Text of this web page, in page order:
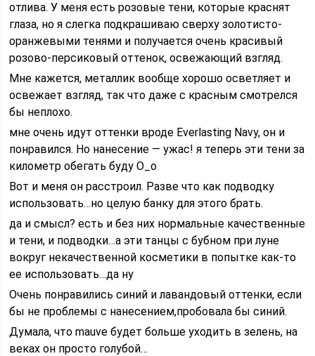
отлива. У меня есть розовые тени, которые краснят
глаза, но я слегка подкрашиваю сверху золотисто-
оранжевыми тенями и получается очень красивый
розово-персиковый оттенок, освежающий взгляд.
Мне кажется, металлик вообще хорошо осветляет и
освежает взгляд, так что даже с красным смотрелся
бы неплохо.
мне очень идут оттенки вроде Everlasting Navy, он и
понравился. Но нанесение — ужас! я теперь эти тени за
километр обегать буду O_o
Вот и меня он расстроил. Разве что как подводку
использовать…но целую банку для этого брать.
да и смысл? есть и без них нормальные качественные
и тени, и подводки…а эти танцы с бубном при луне
вокруг некачественной косметики в попытке как-то
ее использовать…да ну
Очень понравились синий и лавандовый оттенки, если
бы не проблемы с нанесением,пробовала бы синий.
Думала, что mauve будет больше уходить в зелень, на
веках он просто голубой…